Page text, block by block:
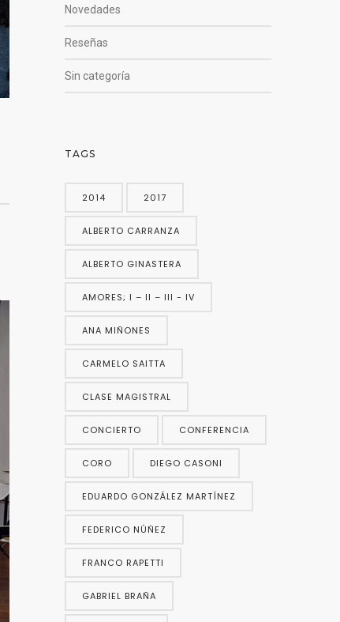
Novedades
Reseñas
Sin categoría
TAGS
2014 2017
ALBERTO CARRANZA
ALBERTO GINASTERA
AMORES; I – II – III - IV
ANA MIÑONES
CARMELO SAITTA
CLASE MAGISTRAL
CONCIERTO CONFERENCIA
CORO DIEGO CASONI
EDUARDO GONZÁLEZ MARTÍNEZ
FEDERICO NÚÑEZ
FRANCO RAPETTI
GABRIEL BRAÑA